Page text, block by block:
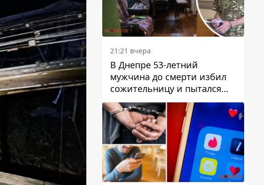
21:21 вчера
В Днепре 53-летний
мужчина до смерти избил
сожительницу и пытался
скрыть преступление:
детали